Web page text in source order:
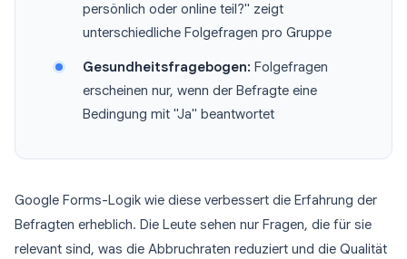
persönlich oder online teil?" zeigt
unterschiedliche Folgefragen pro Gruppe
Gesundheitsfragebogen: Folgefragen
erscheinen nur, wenn der Befragte eine
Bedingung mit "Ja" beantwortet
Google Forms-Logik wie diese verbessert die Erfahrung der
Befragten erheblich. Die Leute sehen nur Fragen, die für sie
relevant sind, was die Abbruchraten reduziert und die Qualität